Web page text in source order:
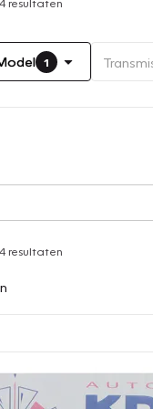
1
4 resultaten